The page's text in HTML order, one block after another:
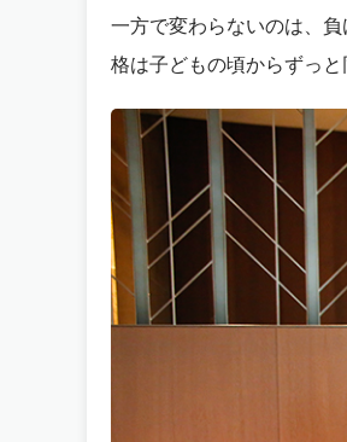
一方で変わらないのは、
格は子どもの頃からずっと